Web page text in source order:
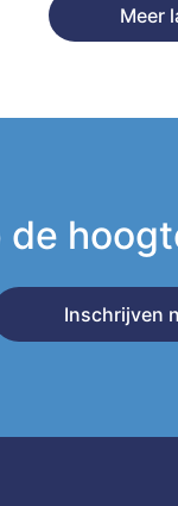
Meer
de
Inschrijven